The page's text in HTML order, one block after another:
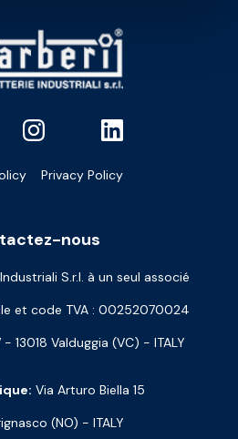
Privacy Policy
nous
S.r.l. à un seul associé
et code TVA : 00252070024
13018 Valduggia (VC) - ITALY
Via Arturo Biella 15
(NO) - ITALY